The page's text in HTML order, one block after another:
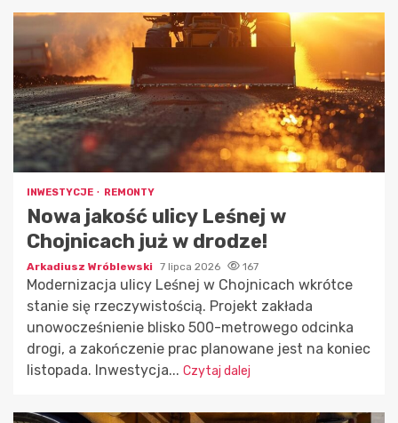
INWESTYCJE REMONTY
Nowa jakość ulicy Leśnej w
Chojnicach już w drodze!
Arkadiusz Wróblewski 7 lipca 2026 167
Modernizacja ulicy Leśnej w Chojnicach wkrótce
stanie się rzeczywistością. Projekt zakłada
unowocześnienie blisko 500-metrowego odcinka
drogi, a zakończenie prac planowane jest na koniec
listopada. Inwestycja... Czytaj dalej